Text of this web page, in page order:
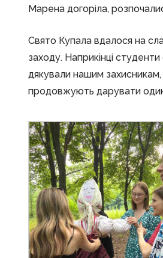
Марена догоріла,
Свято Купала вдалося на
заходу. Наприкінці студенти
дякували нашим захисникам,
продовжують дарувати